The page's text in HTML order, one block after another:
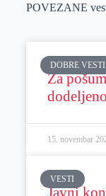
POVEZANE
DOBRE VESTI
Za
15. novembar
VESTI
Javni